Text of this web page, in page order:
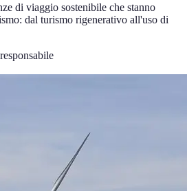
di viaggio sostenibile che stanno
dal turismo rigenerativo all'uso di